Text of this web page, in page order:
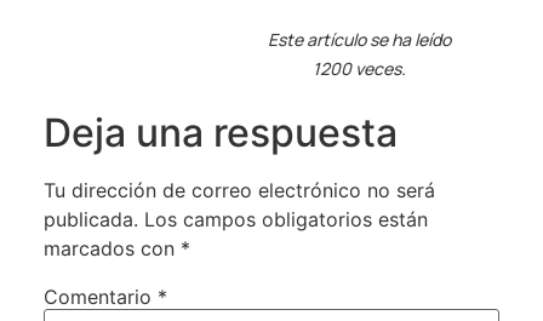
Este artículo se ha leído
1200 veces.
Deja una respuesta
Tu dirección de correo electrónico no será
publicada. Los campos obligatorios están
marcados con *
Comentario *